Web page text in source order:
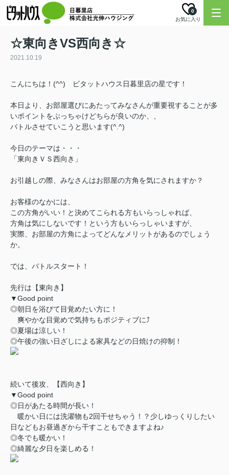
お気に入り
0
☆東向きVS西向き☆
2021.10.19
こんにちは！(^^) ピタットハウス日暮里店の星です！
本日より、お部屋選びにあたってみなさんが重要視することが多
いポイントをぶっちゃけどちらが良いのか、、
バトルさせていこうと思います(^.^)
今日のテーマは・・・
「東向きＶＳ西向き」
お引越しの際、みなさんはお部屋の方角を気にされますか？
お客様のなかには、
この方角がいい！と決めてこられる方もいらっしゃれば、
方角は気にしないです！という方もいらっしゃいますが、
実際、お部屋の方角によってどんなメリットがあるのでしょう
か。
では、バトルスタート！
先行は【東向き】
▼Good point
◎朝日を浴びて目覚めたい方に！
爽やかな目覚めで気持ちもポジティブに⤴
◎夏場は涼しい！
◎午後の強い日ざしによる家具などの日焼けの抑制！
続いて後攻、【西向き】
▼Good point
◎日があたる時間が長い！
暖かい日には洗濯物も2回干せちゃう！？少しゆっくりしたい
日などもお昼過ぎから干すこともできますよね♪
◎冬でも暖かい！
◎綺麗な夕日を楽しめる！